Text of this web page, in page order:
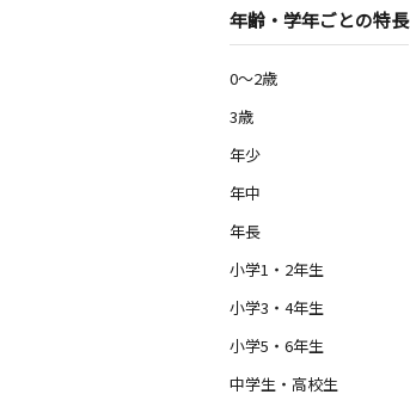
年齢・学年ごとの特長
0～2歳
3歳
年少
年中
年長
小学1・2年生
小学3・4年生
小学5・6年生
中学生・高校生